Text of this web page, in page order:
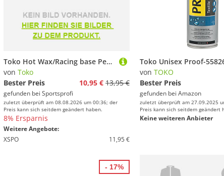
Toko Hot Wax/Racing base Performance rot 120g
von Toko
Bester Preis
10,95 € 13,95 €
gefunden bei Sportsprofi
zuletzt überprüft am 08.08.2026 um 00:36; der
Preis kann sich seitdem geändert haben.
8% Ersparnis
Weitere Angebote:
XSPO
11,95 €
von TOKO
Bester Preis
gefunden bei Amazon
zuletzt überprüft am 27.09.2025
Preis kann sich seitdem geändert
Keine weiteren Anbieter
- 17%